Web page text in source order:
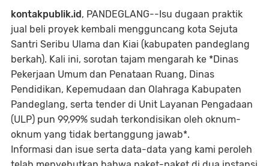
kontakpublik.id, PANDEGLANG--Isu dugaan praktik
jual beli proyek kembali mengguncang kota Sejuta
Santri Seribu Ulama dan Kiai (kabupaten pandeglang
berkah). Kali ini, sorotan tajam mengarah ke *Dinas
Pekerjaan Umum dan Penataan Ruang, Dinas
Pendidikan, Kepemudaan dan Olahraga Kabupaten
Pandeglang, serta tender di Unit Layanan Pengadaan
(ULP) pun 99,99% sudah terkondisikan oleh oknum-
oknum yang tidak bertanggung jawab*.
Informasi dan isue serta data-data yang kami peroleh